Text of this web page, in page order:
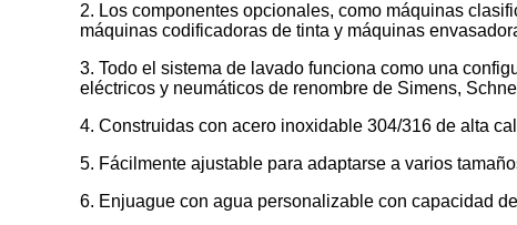
2. Los componentes opcionales, como máquinas
máquinas codificadoras de tinta y máquinas
3. Todo el sistema de lavado funciona como una
eléctricos y neumáticos de renombre de Simens,
4. Construidas con acero inoxidable 304/316 de alta
5. Fácilmente ajustable para adaptarse a varios
6. Enjuague con agua personalizable con capacidad